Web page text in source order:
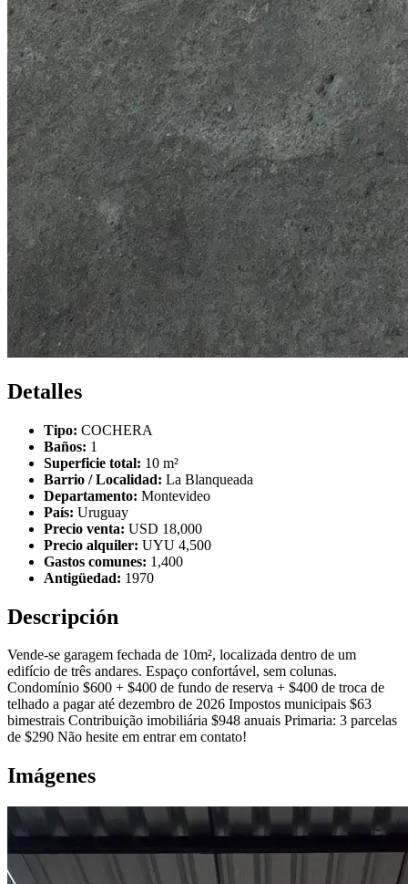
Detalles
Tipo: COCHERA
Baños: 1
Superficie total: 10 m²
Barrio / Localidad: La Blanqueada
Departamento: Montevideo
País: Uruguay
Precio venta: USD 18,000
Precio alquiler: UYU 4,500
Gastos comunes: 1,400
Antigüedad: 1970
Descripción
Vende-se garagem fechada de 10m², localizada dentro de um
edifício de três andares. Espaço confortável, sem colunas.
Condomínio $600 + $400 de fundo de reserva + $400 de troca de
telhado a pagar até dezembro de 2026 Impostos municipais $63
bimestrais Contribuição imobiliária $948 anuais Primaria: 3 parcelas
de $290 Não hesite em entrar em contato!
Imágenes